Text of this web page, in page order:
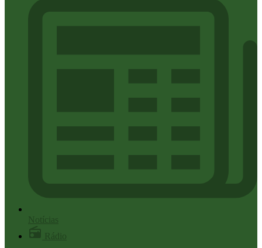
Notícias
Rádio